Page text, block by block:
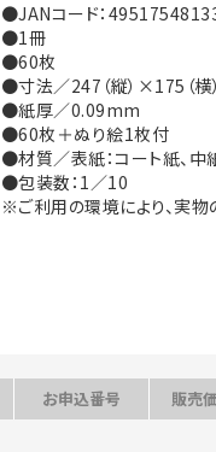
●JANコード：
●1冊
●60枚
●寸法／247（縦）×175（横
●紙厚／0.09mm
●60枚＋ぬり絵1枚付
●材質／表紙：コート紙、中
●包装数：1／10
※ご利用の環境により、実物
お申込番号 販売